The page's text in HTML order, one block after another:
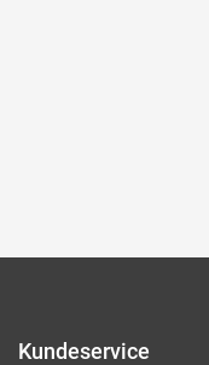
Kundeservice